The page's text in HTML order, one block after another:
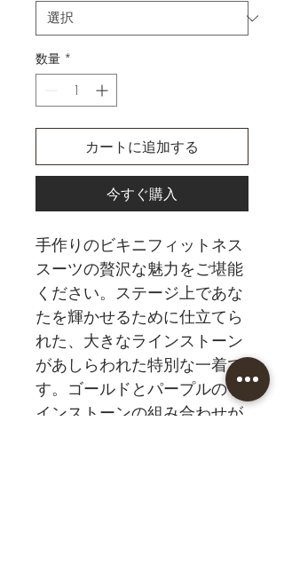
数量 *
カートに追加する
今すぐ購入
手作りのビキニフィットネス
スーツの贅沢な魅力をご堪能
ください。ステージ上であな
たを輝かせるために仕立てら
れた、大きなラインストーン
があしらわれた特別な一着で
す。ゴールドとパープルのラ
インストーンの組み合わせが